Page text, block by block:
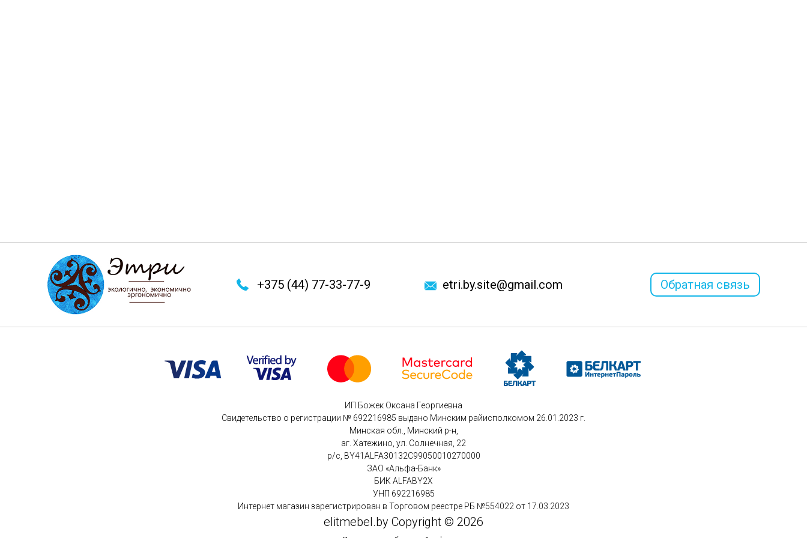
+375 (44) 77-33-77-9 etri.by.site@gmail.com Обратная связь
ИП Божек Оксана Георгиевна
Свидетельство о регистрации № 692216985 выдано Минским райисполкомом 26.01.2023 г.
Минская обл., Минский р-н,
аг. Хатежино, ул. Солнечная, 22
р/с, BY41ALFA30132C99050010270000
ЗАО «Альфа-Банк»
БИК ALFABY2X
УНП 692216985
Интернет магазин зарегистрирован в Торговом реестре РБ №554022 от 17.03.2023
elitmebel.by Copyright © 2026